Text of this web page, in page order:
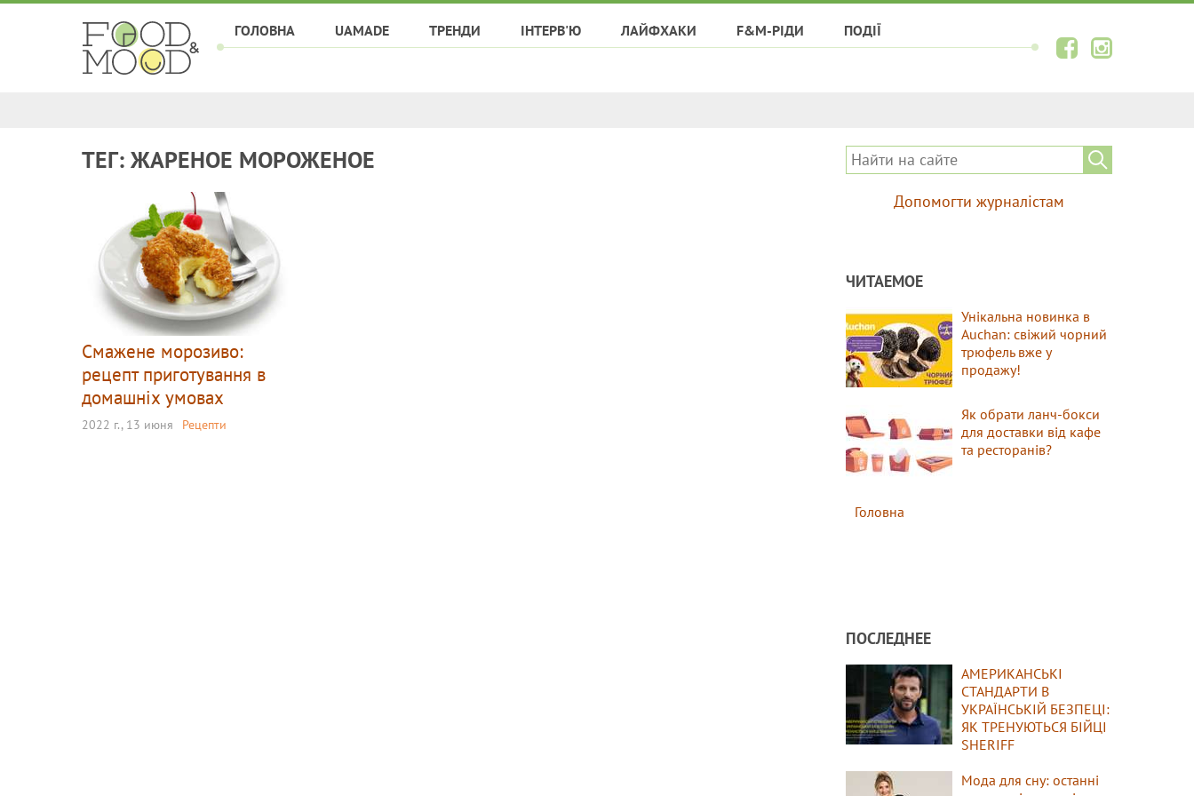
ГОЛОВНА UAMADE ТРЕНДИ ІНТЕРВ'Ю ЛАЙФХАКИ F&M-РІДИ ПОДІЇ
ТЕГ: ЖАРЕНОЕ МОРОЖЕНОЕ
Смажене морозиво:
рецепт приготування в
домашніх умовах
2022 г., 13 июня Рецепти
Допомогти журналістам
ЧИТАЕМОЕ
Унікальна новинка в
Auchan: свіжий чорний
трюфель вже у
продажу!
Як обрати ланч-бокси
для доставки від кафе
та ресторанів?
Головна
ПОСЛЕДНЕЕ
АМЕРИКАНСЬКІ
СТАНДАРТИ В
УКРАЇНСЬКІЙ БЕЗПЕЦІ:
ЯК ТРЕНУЮТЬСЯ БІЙЦІ
SHERIFF
Мода для сну: останні